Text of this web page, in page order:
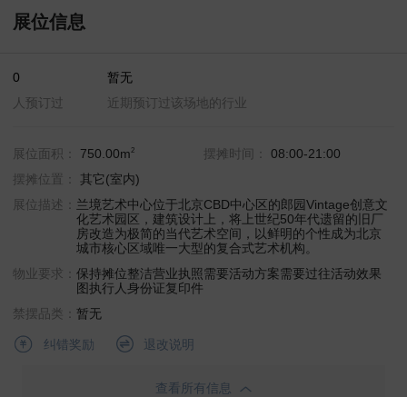
展位信息
0
人预订过
暂无
近期预订过该场地的行业
展位面积： 750.00m2 摆摊时间： 08:00-21:00
摆摊位置： 其它(室内)
展位描述： 兰境艺术中心位于北京CBD中心区的郎园Vintage创意文
化艺术园区，建筑设计上，将上世纪50年代遗留的旧厂
房改造为极简的当代艺术空间，以鲜明的个性成为北京
城市核心区域唯一大型的复合式艺术机构。
物业要求：保持摊位整洁营业执照需要活动方案需要过往活动效果
图执行人身份证复印件
禁摆品类：暂无
纠错奖励 退改说明
查看所有信息